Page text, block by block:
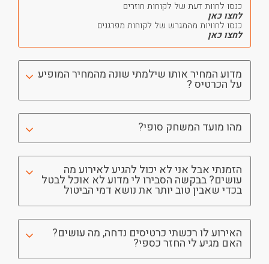
כנסו לחוות דעת של לקוחות חוזרים
לחצו כאן
כנסו לחוויות מהמגרש של לקוחות מפרגנים
לחצו כאן
מדוע המחיר אותו שילמתי שונה מהמחיר המופיע
על הכרטיס ?
מהו מועד המשחק סופי?
הזמנתי אבל אני לא יכול להגיע לאירוע מה
עושים? בבקשה הסבירו לי מדוע לא אוכל לבטל
בכדי שאבין טוב יותר את נושא דמי הביטול
האירוע לו רכשתי כרטיסים נדחה, מה עושים?
האם מגיע לי החזר כספי?